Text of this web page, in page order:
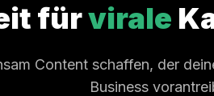
fürvirale
Content schaffen, der
Business